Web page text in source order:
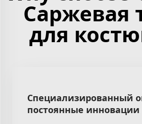
Саржевая
для
Специализированный
постоянные инновации